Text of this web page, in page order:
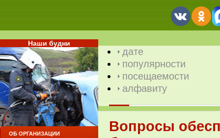
дате
популярности
посещаемости
алфавиту
Вопросы
Наши будни
ОБ ОРГАНИЗАЦИИ